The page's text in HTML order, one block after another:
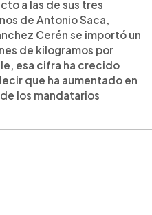
a las de sus tres
de Antonio Saca,
Cerén se importó un
de kilogramos por
esa cifra ha crecido
que ha aumentado en
los mandatarios